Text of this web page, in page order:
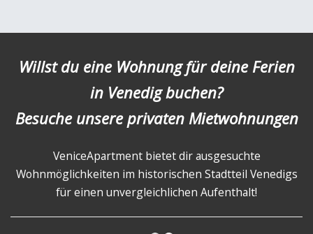
Willst du eine Wohnung für deine Ferien
in Venedig buchen?
Besuche unsere privaten Mietwohnungen
VeniceApartment bietet dir ausgesuchte
Wohnmöglichkeiten im historischen Stadtteil Venedigs
für einen unvergleichlichen Aufenthalt!